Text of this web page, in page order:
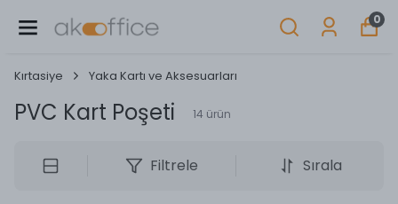
0
Kırtasiye Yaka Kartı ve Aksesuarları
PVC Kart Poşeti 14 ürün
Filtrele Sırala